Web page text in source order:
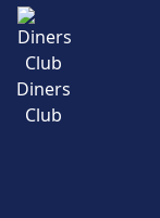
Diners
Club